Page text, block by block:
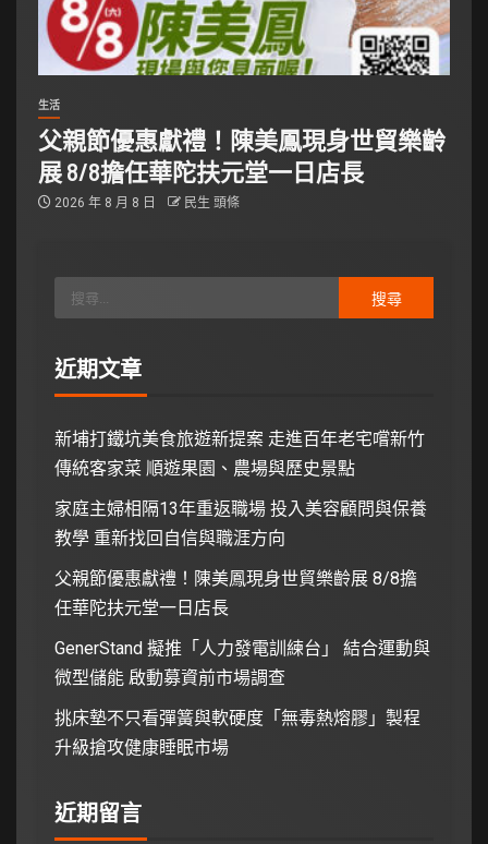
生活
父親節優惠獻禮！陳美鳳現身世貿樂齡
展 8/8擔任華陀扶元堂一日店長
2026 年 8 月 8 日 民生 頭條
近期文章
新埔打鐵坑美食旅遊新提案 走進百年老宅嚐新竹
傳統客家菜 順遊果園、農場與歷史景點
家庭主婦相隔13年重返職場 投入美容顧問與保養
教學 重新找回自信與職涯方向
父親節優惠獻禮！陳美鳳現身世貿樂齡展 8/8擔
任華陀扶元堂一日店長
GenerStand 擬推「人力發電訓練台」 結合運動與
微型儲能 啟動募資前市場調查
挑床墊不只看彈簧與軟硬度「無毒熱熔膠」製程
升級搶攻健康睡眠市場
近期留言